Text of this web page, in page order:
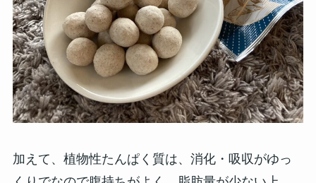
加えて、植物性たんぱく質は、消化・吸収がゆっ